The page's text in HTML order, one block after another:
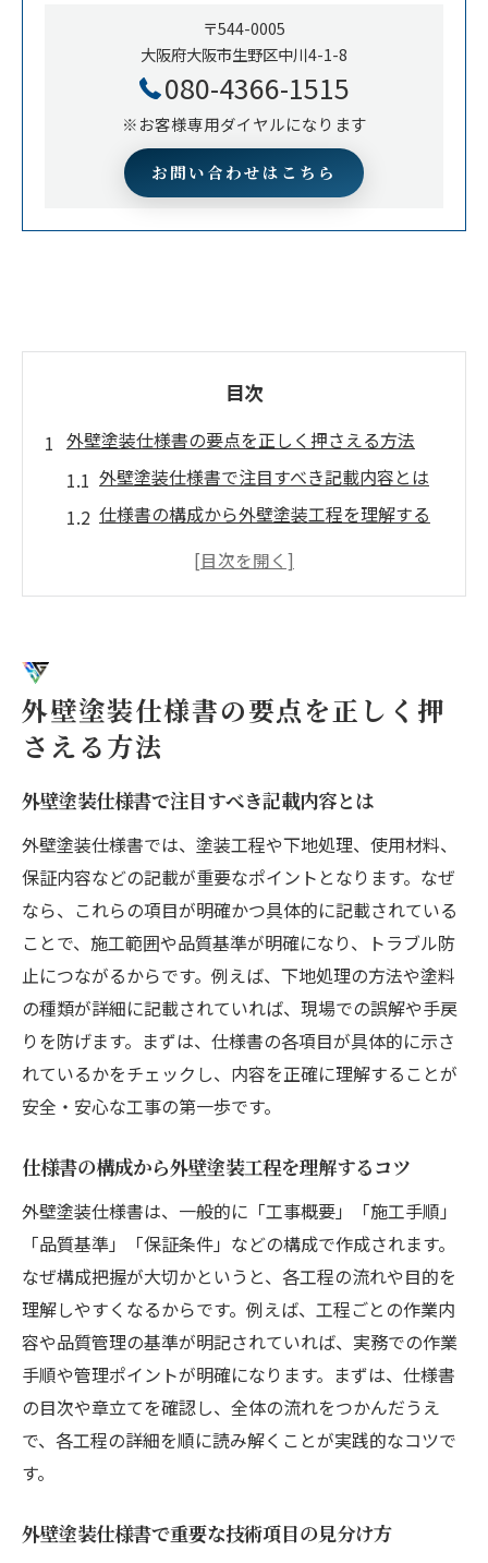
〒544-0005
大阪府大阪市生野区中川4-1-8
080-4366-1515
※お客様専用ダイヤルになります
お問い合わせはこちら
目次
外壁塗装仕様書の要点を正しく押さえる方法
外壁塗装仕様書で注目すべき記載内容とは
仕様書の構成から外壁塗装工程を理解する
外壁塗装仕様書を実務で活かすポイント解
説
正しい仕様理解が工事品質を左右する理由
大阪府の公共工事における外壁塗装仕様の特徴
とは
公共住宅で求められる外壁塗装仕様の基本
大阪府の外壁塗装仕様書に多い記載傾向
外壁塗装で重視される下地処理の違いに注
目
保証内容と外壁塗装仕様書の関係性を解説
公共工事の外壁塗装材料選定ポイント
外壁塗装仕様の最新トレンドと実践例
仕様書から読み解く外壁塗装の注意ポイント
仕様書内容の誤解が招く工事トラブル例
外壁塗装工程ごとに確認したい仕様内容
追加工事の有無を見極める仕様書の見方
外壁塗装で必須の下地補修内容の確認術
品質管理に直結する仕様記載の重要性
トラブル回避に役立つ外壁塗装仕様書の理解術
外壁塗装でよくあるトラブル事例と仕様書
契約前に押さえるべき仕様書の確認ポイン
外壁塗装仕様書の要点を正しく押
さえる方法
外壁塗装仕様書で注目すべき記載内容とは
外壁塗装仕様書では、塗装工程や下地処理、使用材料、
保証内容などの記載が重要なポイントとなります。なぜ
なら、これらの項目が明確かつ具体的に記載されている
ことで、施工範囲や品質基準が明確になり、トラブル防
止につながるからです。例えば、下地処理の方法や塗料
の種類が詳細に記載されていれば、現場での誤解や手戻
りを防げます。まずは、仕様書の各項目が具体的に示さ
れているかをチェックし、内容を正確に理解することが
安全・安心な工事の第一歩です。
仕様書の構成から外壁塗装工程を理解するコツ
外壁塗装仕様書は、一般的に「工事概要」「施工手順」
「品質基準」「保証条件」などの構成で作成されます。
なぜ構成把握が大切かというと、各工程の流れや目的を
理解しやすくなるからです。例えば、工程ごとの作業内
容や品質管理の基準が明記されていれば、実務での作業
手順や管理ポイントが明確になります。まずは、仕様書
の目次や章立てを確認し、全体の流れをつかんだうえ
で、各工程の詳細を順に読み解くことが実践的なコツで
す。
外壁塗装仕様書で重要な技術項目の見分け方